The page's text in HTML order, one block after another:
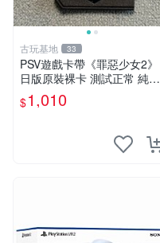
古玩基地 33
PSV遊戲卡帶《罪惡少女2》
日版原裝裸卡 測試正常 純正
日文簡體字顯示 輸出機玩滌
限量嚴選 psv 卡帶 罕有游戲
$1,010